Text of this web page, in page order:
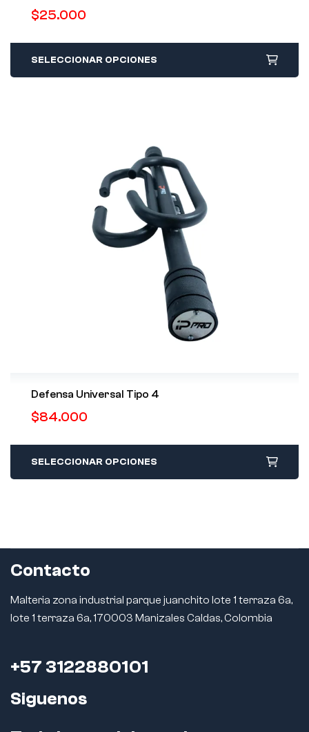
$25.000
SELECCIONAR OPCIONES
Defensa Universal Tipo 4
$84.000
SELECCIONAR OPCIONES
Contacto
Malteria zona industrial parque juanchito lote 1 terraza 6a,
lote 1 terraza 6a, 170003 Manizales Caldas, Colombia
+57 3122880101
Siguenos